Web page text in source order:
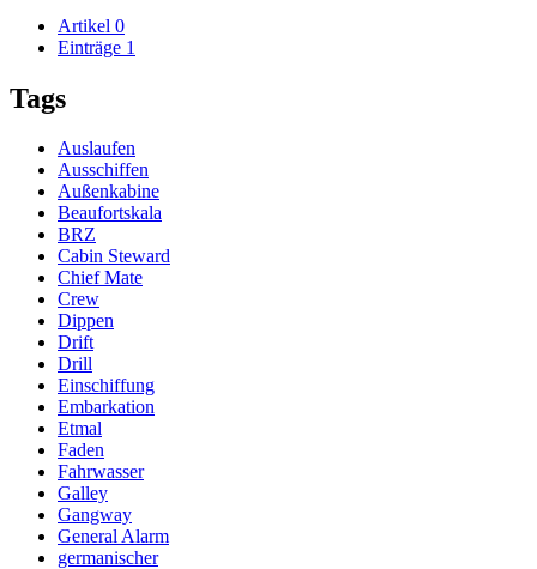
Artikel 0
Einträge 1
Tags
Auslaufen
Ausschiffen
Außenkabine
Beaufortskala
BRZ
Cabin Steward
Chief Mate
Crew
Dippen
Drift
Drill
Einschiffung
Embarkation
Etmal
Faden
Fahrwasser
Galley
Gangway
General Alarm
germanischer